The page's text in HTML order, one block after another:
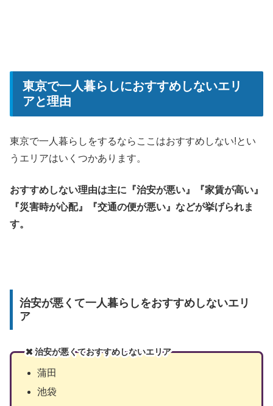
東京で一人暮らしにおすすめしないエリ
アと理由
東京で一人暮らしをするならここはおすすめしない!とい
うエリアはいくつかあります。
おすすめしない理由は主に『治安が悪い』『家賃が高い』
『災害時が心配』『交通の便が悪い』などが挙げられま
す。
治安が悪くて一人暮らしをおすすめしないエリ
ア
治安が悪くておすすめしないエリア
蒲田
池袋